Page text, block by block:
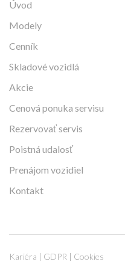
Úvod
Modely
Cenník
Skladové vozidlá
Akcie
Cenová ponuka servisu
Rezervovať servis
Poistná udalosť
Prenájom vozidiel
Kontakt
Kariéra | GDPR | Cookies